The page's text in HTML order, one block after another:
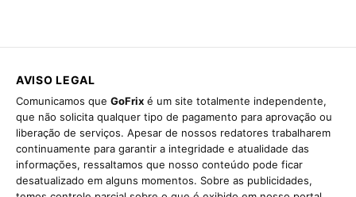
AVISO LEGAL
Comunicamos que GoFrix é um site totalmente independente,
que não solicita qualquer tipo de pagamento para aprovação ou
liberação de serviços. Apesar de nossos redatores trabalharem
continuamente para garantir a integridade e atualidade das
informações, ressaltamos que nosso conteúdo pode ficar
desatualizado em alguns momentos. Sobre as publicidades,